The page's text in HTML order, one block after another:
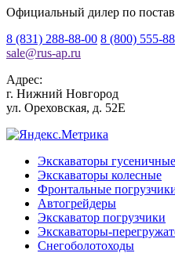
Официальный дилер по
8 (831) 288-88-00 8 (800) 555-
sale@rus-ap.ru
Адрес:
г. Нижний Новгород
ул. Ореховская, д. 52Е
Экскаваторы гусеничные
Экскаваторы колесные
Фронтальные
Автогрейдеры
Экскаватор погрузчики
Экскаваторы-
Снегоболотоходы